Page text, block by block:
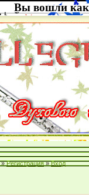
Вы вошли как
» Регистрация » Вход